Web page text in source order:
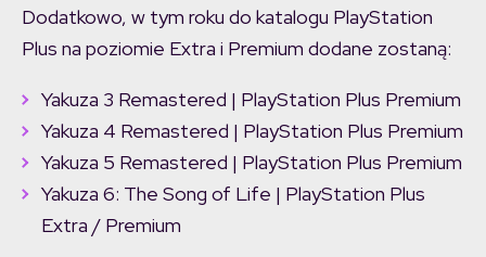
Dodatkowo, w tym roku do katalogu PlayStation
Plus na poziomie Extra i Premium dodane zostaną:
Yakuza 3 Remastered | PlayStation Plus Premium
Yakuza 4 Remastered | PlayStation Plus Premium
Yakuza 5 Remastered | PlayStation Plus Premium
Yakuza 6: The Song of Life | PlayStation Plus
Extra / Premium